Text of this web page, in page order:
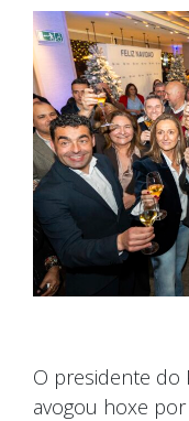
O presidente do
avogou hoxe